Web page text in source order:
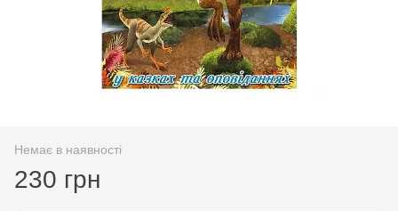
Немає в наявності
230 грн